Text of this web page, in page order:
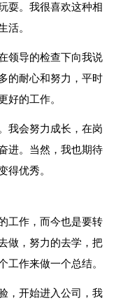
耍。我很喜欢这种相
活。
领导的检查下向我说
的耐心和努力，平时
好的工作。
我会努力成长，在岗
进。当然，我也期待
得优秀。
工作，而今也是要转
做，努力的去学，把
工作来做一个总结。
，开始进入公司，我